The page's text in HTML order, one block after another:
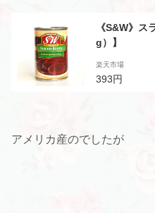
《S&W》
g）】
楽天市場
393円
アメリカ産のでしたが